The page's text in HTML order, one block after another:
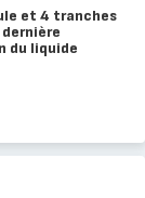
et 4 tranches
du liquide